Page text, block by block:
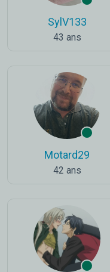
SylV133
43 ans
Motard29
42 ans